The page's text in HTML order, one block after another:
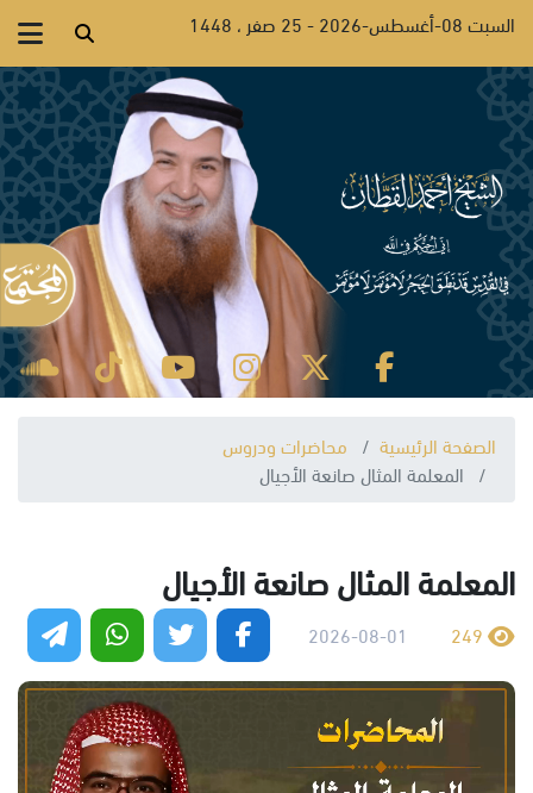
السبت 08-أغسطس-2026 - 25 صفر ، 1448
الصفحة الرئيسية
محاضرات ودروس
المعلمة المثال صانعة الأجيال
المعلمة المثال صانعة الأجيال
2026-08-01